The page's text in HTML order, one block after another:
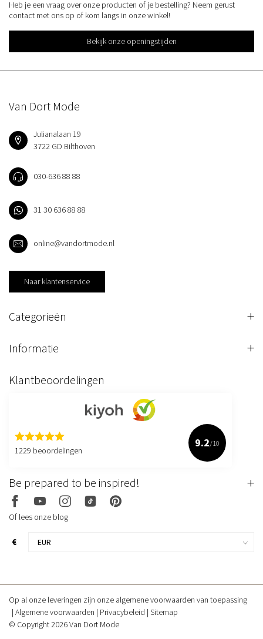
Heb je een vraag over onze producten of je bestelling? Neem gerust
contact met ons op of kom langs in onze winkel!
Bekijk onze openingstijden
Van Dort Mode
Julianalaan 19
3722 GD Bilthoven
030-636 88 88
31 30 636 88 88
online@vandortmode.nl
Naar klantenservice
Categorieën
Informatie
Klantbeoordelingen
1229 beoordelingen
9.2/10
Be prepared to be inspired!
Of lees onze blog
€
Op al onze leveringen zijn onze algemene voorwaarden van toepassing
Algemene voorwaarden
Privacybeleid Sitemap
© Copyright 2026 Van Dort Mode